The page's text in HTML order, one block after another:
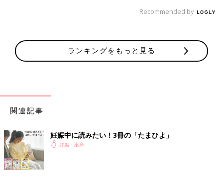
Recommended by
ランキングをもっと見る
関連記事
妊娠中に読みたい！3冊の「たまひよ」
妊娠・出産